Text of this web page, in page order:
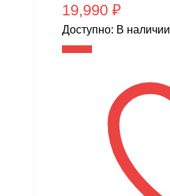
19,990 ₽
Доступно: В наличии